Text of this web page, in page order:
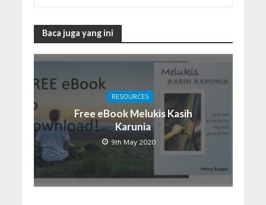
Baca juga yang ini
RESOURCES
Free eBook Melukis Kasih
Karunia
9th May 2020